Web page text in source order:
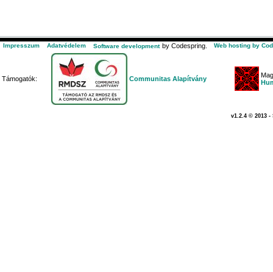
Impresszum Adatvédelem Software development by Codespring. Web hosting by
Támogatók: Communitas Alapítvány
v1.2.4 © 2013